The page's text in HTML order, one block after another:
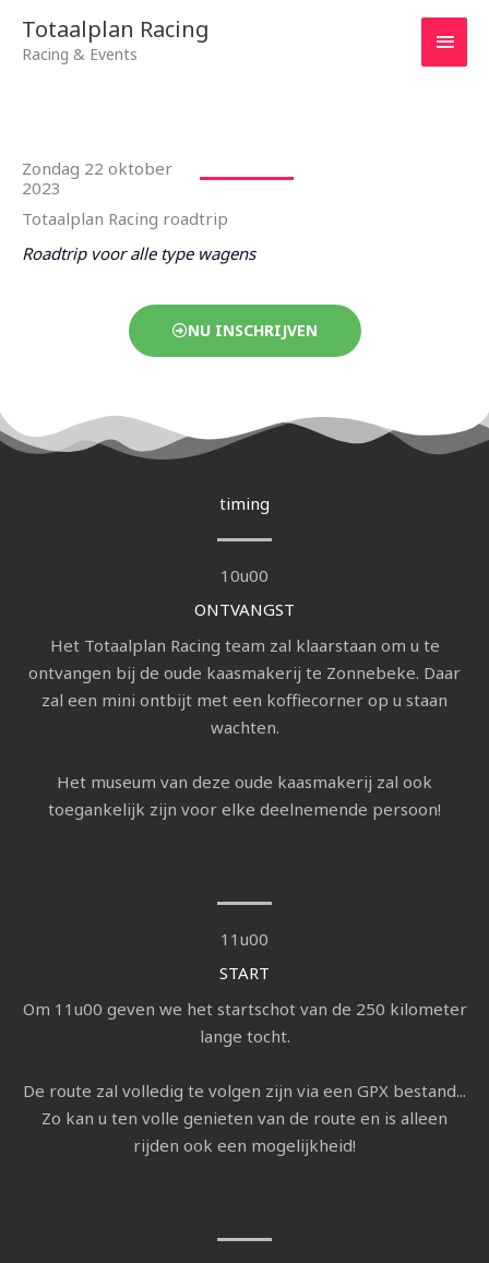
naarTotaalplan Racing
Racing & Events
Zondag 22 oktober
2023
Totaalplan Racing roadtrip
Roadtrip voor alle type wagens
NU INSCHRIJVEN
timing
10u00
ONTVANGST
Het Totaalplan Racing team zal klaarstaan om u te
ontvangen bij de oude kaasmakerij te Zonnebeke. Daar
zal een mini ontbijt met een koffiecorner op u staan
wachten.
Het museum van deze oude kaasmakerij zal ook
toegankelijk zijn voor elke deelnemende persoon!
11u00
START
Om 11u00 geven we het startschot van de 250 kilometer
lange tocht.
De route zal volledig te volgen zijn via een GPX bestand...
Zo kan u ten volle genieten van de route en is alleen
rijden ook een mogelijkheid!